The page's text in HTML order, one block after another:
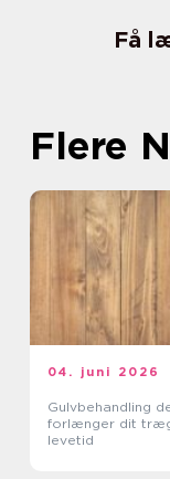
Få
Flere
04. juni 2026
Gulvbehandling
forlænger dit
levetid